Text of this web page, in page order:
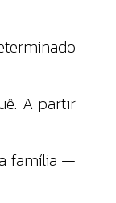
A partir
família —